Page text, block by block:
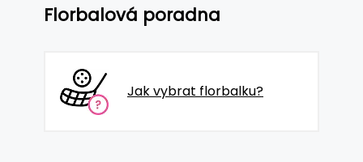
Florbalová poradna
Jak vybrat florbalku?